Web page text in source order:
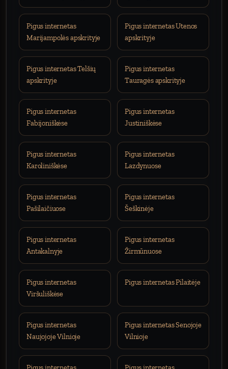
Pigus internetas
Marijampolės apskrityje
Pigus internetas Utenos
apskrityje
Pigus internetas Telšių
apskrityje
Pigus internetas
Tauragės apskrityje
Pigus internetas
Fabijoniškėse
Pigus internetas
Justiniškėse
Pigus internetas
Karoliniškėse
Pigus internetas
Lazdynuose
Pigus internetas
Pašilaičiuose
Pigus internetas
Šeškinėje
Pigus internetas
Antakalnyje
Pigus internetas
Žirmūnuose
Pigus internetas
Viršuliškėse
Pigus internetas Pilaitėje
Pigus internetas
Naujojoje Vilnioje
Pigus internetas Senojoje
Vilnioje